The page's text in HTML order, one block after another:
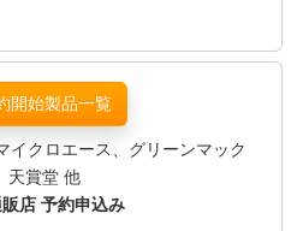
開始製品一覧
イクロエース、グリーンマック
天賞堂 他
店 予約申込み